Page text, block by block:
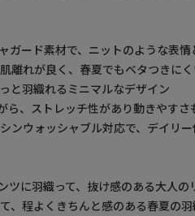
ガード素材で、ニットのような表
離れが良く、春夏でもベタつきに
と羽織れるミニマルなデザイン
ら、ストレッチ性があり動きやすさ
ンウォッシャブル対応で、デイリ
ツに羽織って、抜け感のある大人の
、程よくきちんと感のある春夏の